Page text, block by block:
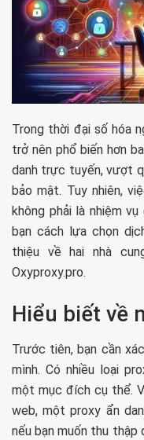
Trong thời đại số hóa
trở nên phổ biến hơn
danh trực tuyến, vượt
bảo mật. Tuy nhiên,
không phải là nhiệm
bạn cách lựa chọn
thiệu về hai nhà
Oxyproxy.pro.
Hiểu biết về
Trước tiên, bạn cần
mình. Có nhiều loại
một mục đích cụ thể.
web, một proxy ẩn
nếu bạn muốn thu